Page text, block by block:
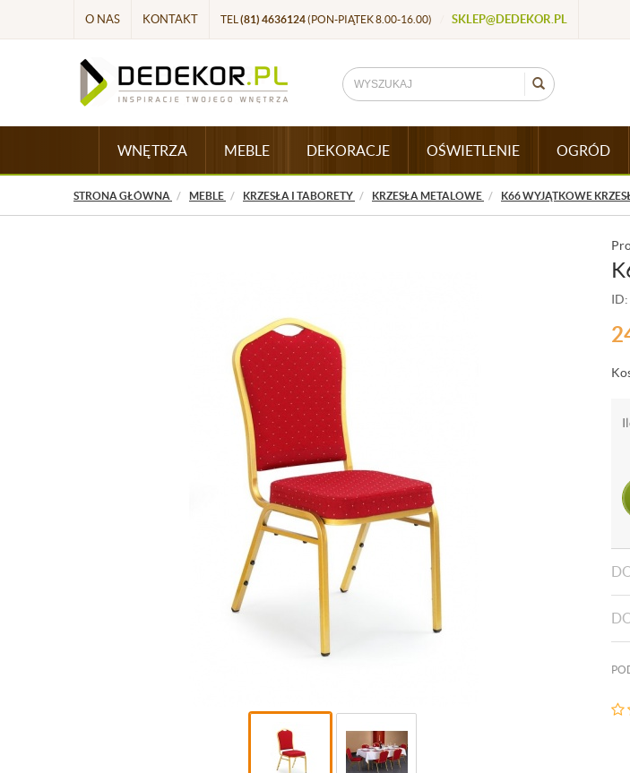
O NAS KONTAKT TEL (81) 4636124(PON-PIĄTEK 8.00-16.00) SKLEP@DEDEKOR.PL
WNĘTRZA MEBLE DEKORACJE OŚWIETLENIE OGRÓD
STRONA GŁÓWNA MEBLE KRZESŁA I TABORETY KRZESŁA METALOWE K66 WYJĄTKOWE